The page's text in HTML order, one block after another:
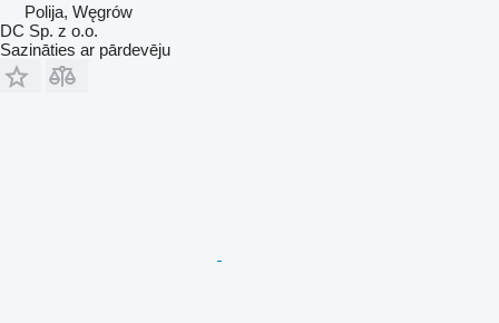
Polija, Węgrów
DC Sp. z o.o.
Sazināties ar pārdevēju